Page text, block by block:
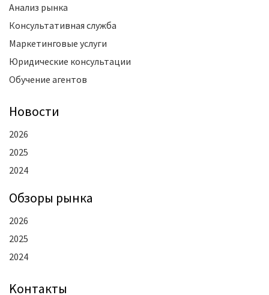
Анализ рынка
Консультативная служба
Маркетинговые услуги
Юридические консультации
Обучение агентов
Новости
2026
2025
2024
Oбзоры рынка
2026
2025
2024
Kонтакты